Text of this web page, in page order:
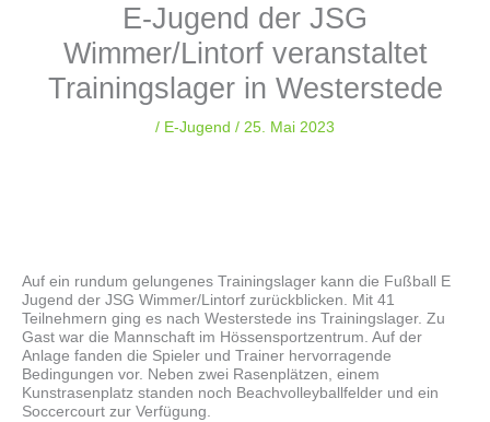
E-Jugend der JSG
Wimmer/Lintorf veranstaltet
Trainingslager in Westerstede
/ E-Jugend / 25. Mai 2023
Auf ein rundum gelungenes Trainingslager kann die Fußball E
Jugend der JSG Wimmer/Lintorf zurückblicken. Mit 41
Teilnehmern ging es nach Westerstede ins Trainingslager. Zu
Gast war die Mannschaft im Hössensportzentrum. Auf der
Anlage fanden die Spieler und Trainer hervorragende
Bedingungen vor. Neben zwei Rasenplätzen, einem
Kunstrasenplatz standen noch Beachvolleyballfelder und ein
Soccercourt zur Verfügung.